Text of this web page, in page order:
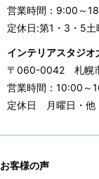
営業時間：9:00～
定休日:第1・3・5土
インテリアスタジオ
〒060-0042 札幌
営業時間：10:00～
定休日 月曜日・他
お客様の声